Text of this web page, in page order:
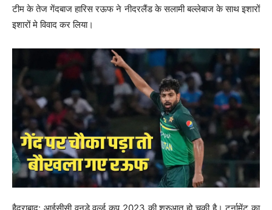
टीम के तेज गेंदबाज हारिस रऊफ ने नीदरलैंड के सलामी बल्लेबाज के साथ इशारों
इशारों मे विवाद कर लिया।
हैदराबाद: आईसीसी वनडे वर्ल्ड कप 2023 की शुरुआत हो चुकी है। टूर्नामेंट का